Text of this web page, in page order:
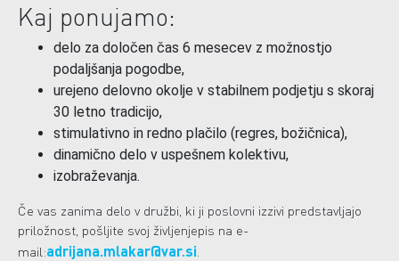
Kaj ponujamo:
delo za določen čas 6 mesecev z možnostjo
podaljšanja pogodbe,
urejeno delovno okolje v stabilnem podjetju s skoraj
30 letno tradicijo,
stimulativno in redno plačilo (regres, božičnica),
dinamično delo v uspešnem kolektivu,
izobraževanja.
Če vas zanima delo v družbi, ki ji poslovni izzivi predstavljajo
priložnost, pošljite svoj življenjepis na e-
mail:adrijana.mlakar@var.si.